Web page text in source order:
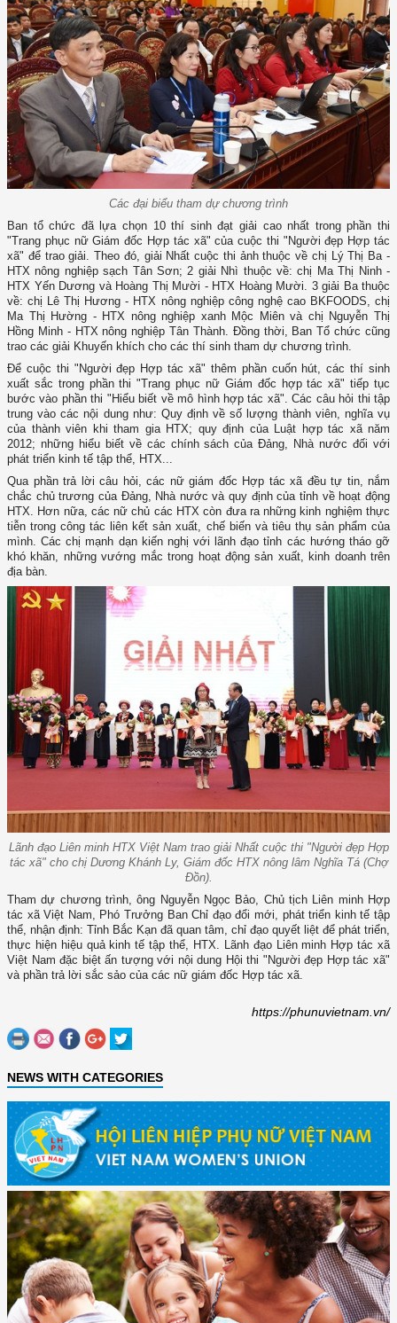
Các đại biểu tham dự chương trình
Ban tổ chức đã lựa chọn 10 thí sinh đạt giải cao nhất trong phần thi
"Trang phục nữ Giám đốc Hợp tác xã" của cuộc thi "Người đẹp Hợp tác
xã" để trao giải. Theo đó, giải Nhất cuộc thi ảnh thuộc về chị Lý Thị Ba -
HTX nông nghiệp sạch Tân Sơn; 2 giải Nhì thuộc về: chị Ma Thị Ninh -
HTX Yến Dương và Hoàng Thị Mười - HTX Hoàng Mười. 3 giải Ba thuộc
về: chị Lê Thị Hương - HTX nông nghiệp công nghệ cao BKFOODS, chị
Ma Thị Hường - HTX nông nghiệp xanh Mộc Miên và chị Nguyễn Thị
Hồng Minh - HTX nông nghiệp Tân Thành. Đồng thời, Ban Tổ chức cũng
trao các giải Khuyến khích cho các thí sinh tham dự chương trình.
Để cuộc thi "Người đẹp Hợp tác xã" thêm phần cuốn hút, các thí sinh
xuất sắc trong phần thi "Trang phục nữ Giám đốc hợp tác xã" tiếp tục
bước vào phần thi "Hiểu biết về mô hình hợp tác xã". Các câu hỏi thi tập
trung vào các nội dung như: Quy định về số lượng thành viên, nghĩa vụ
của thành viên khi tham gia HTX; quy định của Luật hợp tác xã năm
2012; những hiểu biết về các chính sách của Đảng, Nhà nước đối với
phát triển kinh tế tập thể, HTX...
Qua phần trả lời câu hỏi, các nữ giám đốc Hợp tác xã đều tự tin, nắm
chắc chủ trương của Đảng, Nhà nước và quy định của tỉnh về hoạt động
HTX. Hơn nữa, các nữ chủ các HTX còn đưa ra những kinh nghiệm thực
tiễn trong công tác liên kết sản xuất, chế biến và tiêu thụ sản phẩm của
mình. Các chị mạnh dạn kiến nghị với lãnh đạo tỉnh các hướng tháo gỡ
khó khăn, những vướng mắc trong hoạt động sản xuất, kinh doanh trên
địa bàn.
Lãnh đạo Liên minh HTX Việt Nam trao giải Nhất cuộc thi "Người đẹp Hợp
tác xã" cho chị Dương Khánh Ly, Giám đốc HTX nông lâm Nghĩa Tá (Chợ
Đồn).
Tham dự chương trình, ông Nguyễn Ngọc Bảo, Chủ tịch Liên minh Hợp
tác xã Việt Nam, Phó Trưởng Ban Chỉ đạo đổi mới, phát triển kinh tế tập
thể, nhận định: Tỉnh Bắc Kạn đã quan tâm, chỉ đạo quyết liệt để phát triển,
thực hiện hiệu quả kinh tế tập thể, HTX. Lãnh đạo Liên minh Hợp tác xã
Việt Nam đặc biệt ấn tượng với nội dung Hội thi "Người đẹp Hợp tác xã"
và phần trả lời sắc sảo của các nữ giám đốc Hợp tác xã.
https://phunuvietnam.vn/
NEWS WITH CATEGORIES